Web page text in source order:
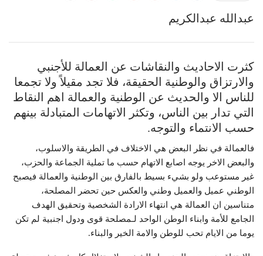
عبدالله عبدالكريم
كثرت الاحاديث والنقاشات عن العمالة للأجنبي
والارتزاق والوطنية الحقيقة، فلا تجد مقيلاً ولا تجمعا
للناس الا والحديث عن الوطنية والعمالة اهم النقاط
التي تدار بين الناس، وتكثر الاتهامات المتبادلة بينهم
حسب الانتماء والتوجه.
فالعمالة في نظر البعض هي الاختلاف في الطريقة والاسلوب،
والبعض الاخر يوجه اصابع الاتهام حسب ما تملية الجماعة والحزب،
غير مستوعب ولو بشيء بسيط بالفارق بين الوطنية والعمالة فيصبح
الوطني عميل والعميل وطني والعكس حين تحضر المصلحة،
متناسين ان العمالة هي انتهاء الارادة الشخصية وتحقيق الهدف
الجامع للأمة وابناء الوطن الواحد لـمصلحة قوى ودول اجنبية لم تكن
يوما من الايام تحب للوطن والامة الخير والبناء.